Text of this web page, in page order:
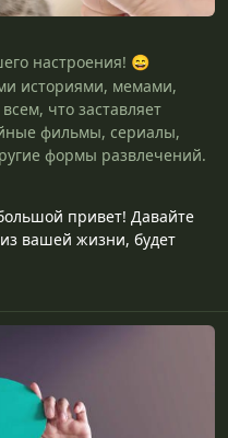
настроения! 😄
историями, мемами,
что заставляет
фильмы, сериалы,
формы развлечений.
привет! Давайте
вашей жизни, будет